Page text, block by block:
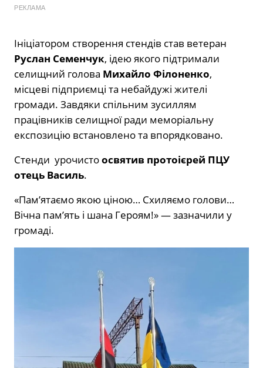
РЕКЛАМА
Ініціатором створення стендів став ветеран
Руслан Семенчук, ідею якого підтримали
селищний голова Михайло Філоненко,
місцеві підприємці та небайдужі жителі
громади. Завдяки спільним зусиллям
працівників селищної ради меморіальну
експозицію встановлено та впорядковано.
Стенди урочистоосвятив протоієрей ПЦУ
отець Василь.
«Пам’ятаємо якою ціною… Схиляємо голови…
Вічна пам’ять і шана Героям!» — зазначили у
громаді.